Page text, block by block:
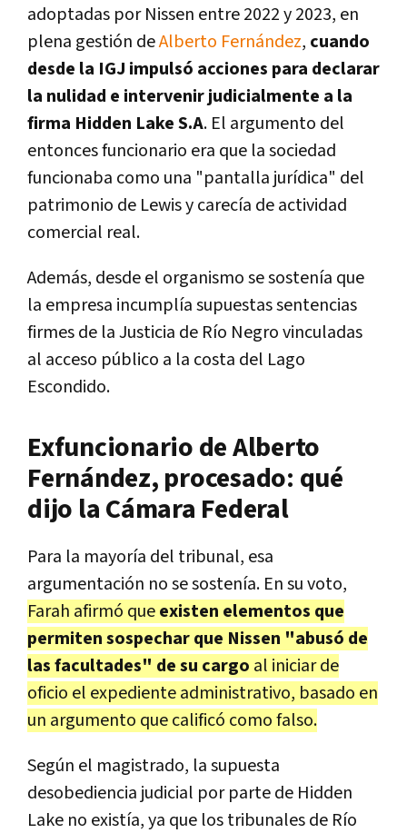
adoptadas por Nissen entre 2022 y 2023, en
plena gestión deAlberto Fernández, cuando
desde la IGJ impulsó acciones para declarar
la nulidad e intervenir judicialmente a la
firma Hidden Lake S.A. El argumento del
entonces funcionario era que la sociedad
funcionaba como una "pantalla jurídica" del
patrimonio de Lewis y carecía de actividad
comercial real.
Además, desde el organismo se sostenía que
la empresa incumplía supuestas sentencias
firmes de la Justicia de Río Negro vinculadas
al acceso público a la costa del Lago
Escondido.
Exfuncionario de Alberto
Fernández, procesado: qué
dijo la Cámara Federal
Para la mayoría del tribunal, esa
argumentación no se sostenía. En su voto,
Farah afirmó queexisten elementos que
permiten sospechar que Nissen "abusó de
las facultades" de su cargo al iniciar de
oficio el expediente administrativo, basado en
un argumento que calificó como falso.
Según el magistrado, la supuesta
desobediencia judicial por parte de Hidden
Lake no existía, ya que los tribunales de Río